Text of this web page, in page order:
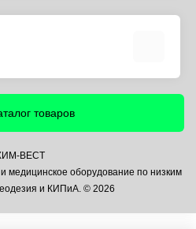
товаров
ВЕСТ
оборудование по низким
и КИПиА. © 2026